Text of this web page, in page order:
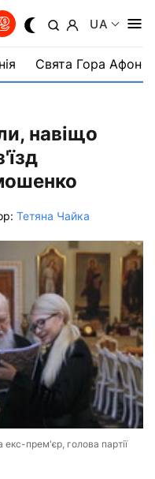
UA
Свята Гора Афон
навіщо
Тетяна Чайка
прем'єр, голова партії